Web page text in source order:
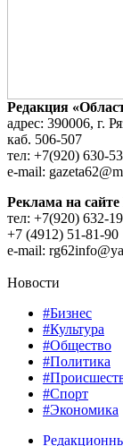
Редакция
адрес: 390006, г.
каб. 506-507
тел: +7(920) 630-
e-mail:
Реклама на
тел: +7(920) 632-
+7 (4912) 51-81-90
e-mail:
Новости
#Бизнес
#Культура
#Общество
#Политика
#Спорт
#Экономика